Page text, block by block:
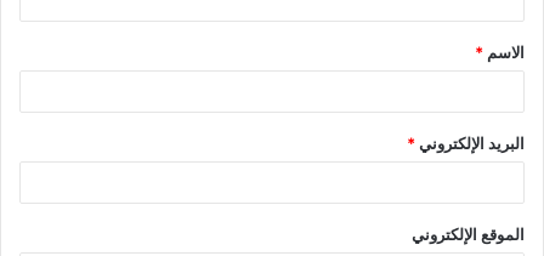
ق
*
الاسم *
البريد الإلكتروني*
الموقع الإلكتروني